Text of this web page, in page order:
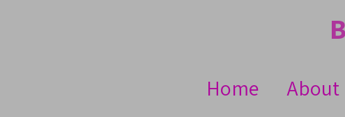
Home About